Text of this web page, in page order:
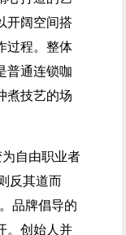
开阔空间搭
过程。整体
普通连锁咖
煮技艺的场
自由职业者
反其道而
品牌倡导的
。创始人并